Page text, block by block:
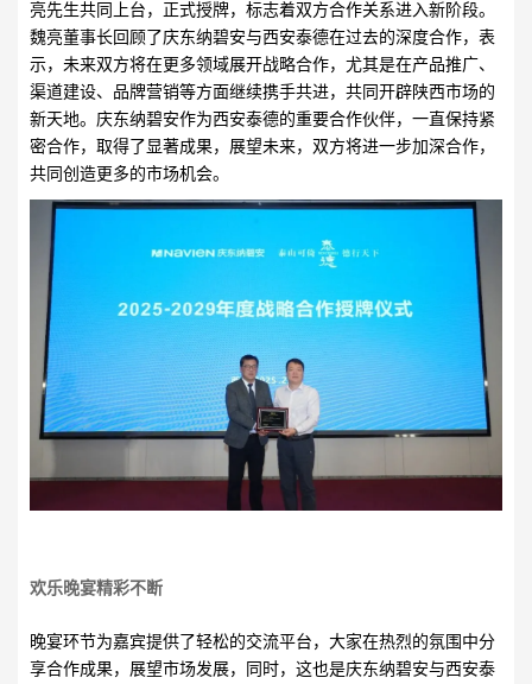
亮先生共同上台，正式授牌，标志着双方合作关系进入新阶段。
魏亮董事长回顾了庆东纳碧安与西安泰德在过去的深度合作，表
示，未来双方将在更多领域展开战略合作，尤其是在产品推广、
渠道建设、品牌营销等方面继续携手共进，共同开辟陕西市场的
新天地。庆东纳碧安作为西安泰德的重要合作伙伴，一直保持紧
密合作，取得了显著成果，展望未来，双方将进一步加深合作，
共同创造更多的市场机会。
欢乐晚宴精彩不断
晚宴环节为嘉宾提供了轻松的交流平台，大家在热烈的氛围中分
享合作成果，展望市场发展，同时，这也是庆东纳碧安与西安泰